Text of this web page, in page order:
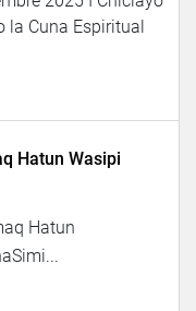
la Cuna Espiritual
Hatun Wasipi
Hatun